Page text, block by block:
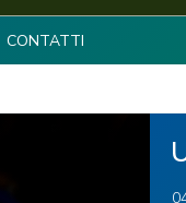
CONTATTI